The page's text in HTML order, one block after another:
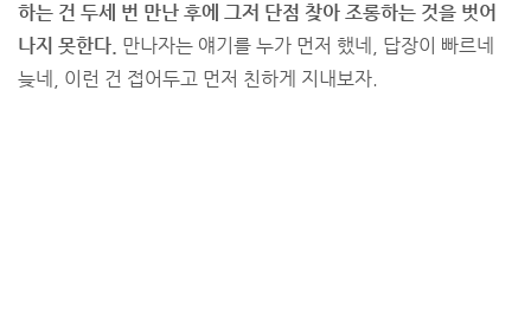
하는 건 두세 번 만난 후에 그저 단점 찾아 조롱하는 것을 벗어
나지 못한다. 만나자는 얘기를 누가 먼저 했네, 답장이 빠르네
늦네, 이런 건 접어두고 먼저 친하게 지내보자.